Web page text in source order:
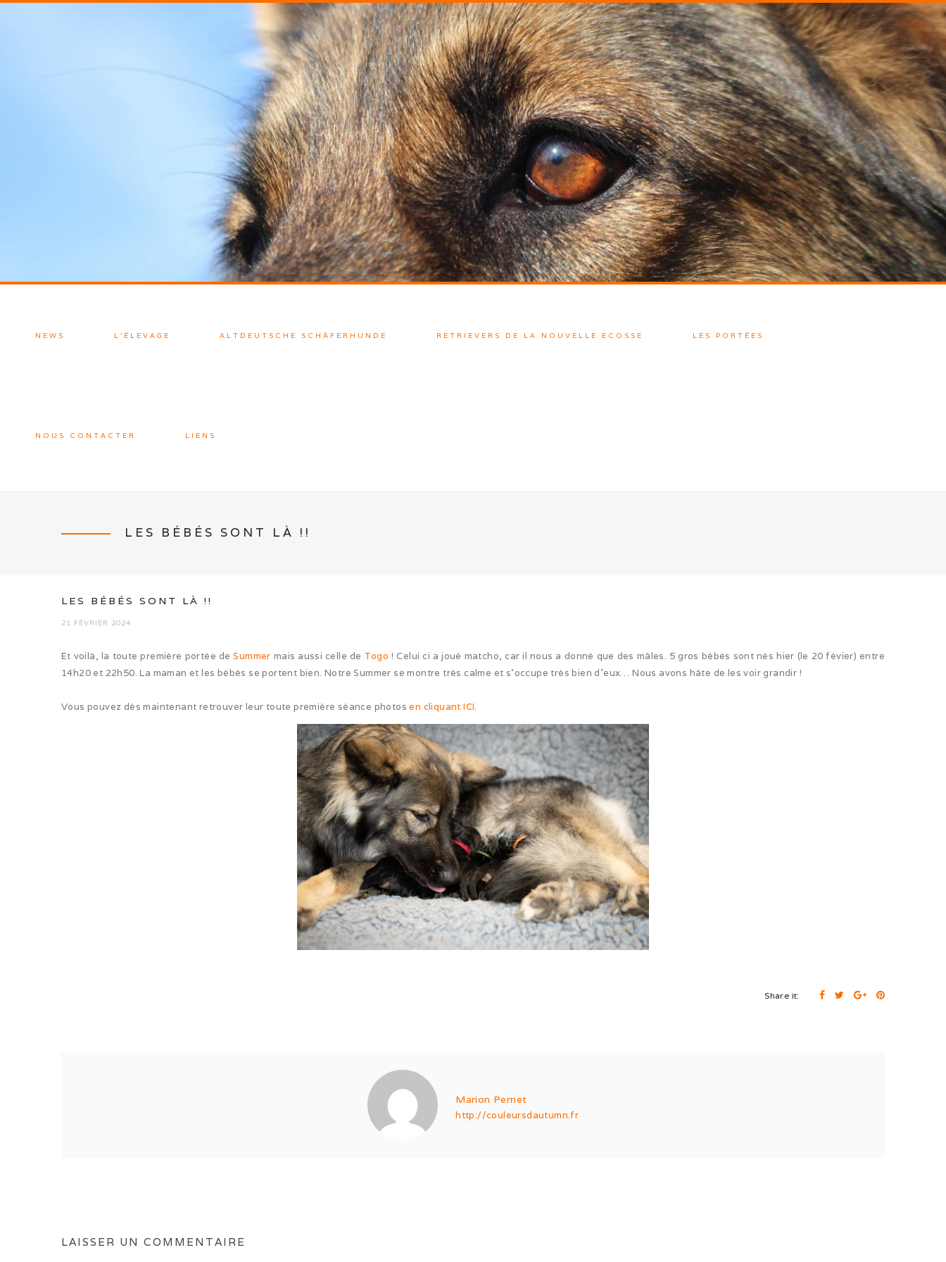
NEWS L’ÉLEVAGE ALTDEUTSCHE SCHÄFERHUNDE RETRIEVERS DE LA NOUVELLE ECOSSE LES PORTÉES
NOUS CONTACTER LIENS
LES BÉBÉS SONT LÀ !!
LES BÉBÉS SONT LÀ !!
21 FÉVRIER 2024
Et voilà, la toute première portée deSummer mais aussi celle de Togo ! Celui ci a joué matcho, car il nous a donné que des mâles. 5 gros bébés sont nés hier (le 20 févier) entre
14h20 et 22h50. La maman et les bébés se portent bien. Notre Summer se montre très calme et s’occupe très bien d’eux… Nous avons hâte de les voir grandir !
Vous pouvez dès maintenant retrouver leur toute première séance photosen cliquant ICI.
Share it:
Marion Pernet
http://couleursdautumn.fr
LAISSER UN COMMENTAIRE